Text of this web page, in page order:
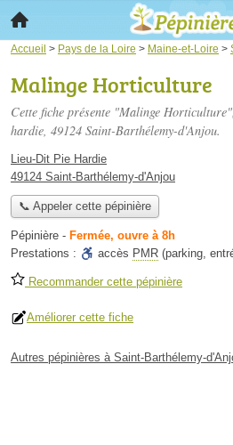
Accueil > Pays de la Loire > Maine-et-Loire >
Malinge Horticulture
Cette fiche présente "Malinge
hardie, 49124 Saint-Barthélemy-d'Anjou.
Lieu-Dit Pie Hardie
49124 Saint-Barthélemy-d'Anjou
📞 Appeler cette pépinière
Pépinière - Fermée, ouvre à 8h
Prestations :
accès PMR (parking,
Recommander cette pépinière
Améliorer cette fiche
Autres pépinières à Saint-Barthélemy-